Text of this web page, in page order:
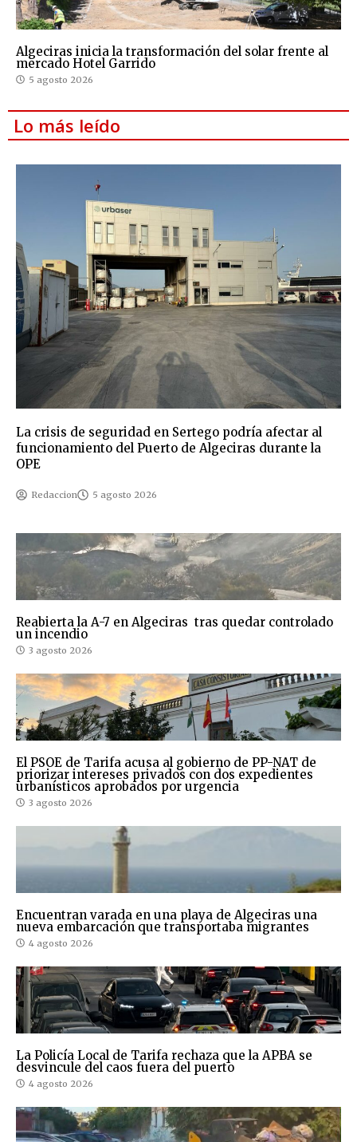
Algeciras inicia la transformación del solar frente al
mercado Hotel Garrido
5 agosto 2026
Lo más leído
La crisis de seguridad en Sertego podría afectar al
funcionamiento del Puerto de Algeciras durante la
OPE
Redaccion 5 agosto 2026
Reabierta la A-7 en Algeciras tras quedar controlado
un incendio
3 agosto 2026
El PSOE de Tarifa acusa al gobierno de PP-NAT de
priorizar intereses privados con dos expedientes
urbanísticos aprobados por urgencia
3 agosto 2026
Encuentran varada en una playa de Algeciras una
nueva embarcación que transportaba migrantes
4 agosto 2026
La Policía Local de Tarifa rechaza que la APBA se
desvincule del caos fuera del puerto
4 agosto 2026